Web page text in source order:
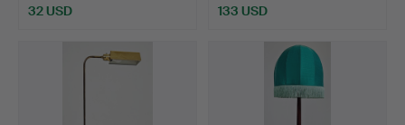
32 USD 133 USD